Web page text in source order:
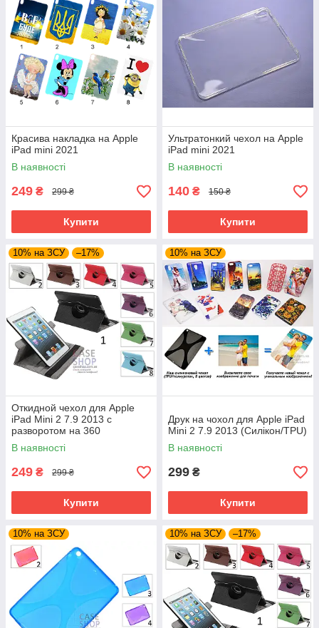
Красива накладка на Apple
iPad mini 2021
В наявності
249 ₴ 299 ₴
Купити
Ультратонкий чехол на Apple
iPad mini 2021
В наявності
140 ₴ 150 ₴
Купити
10% на ЗСУ –17%
Откидной чехол для Apple
iPad Mini 2 7.9 2013 с
разворотом на 360
В наявності
249 ₴ 299 ₴
Купити
10% на ЗСУ
Друк на чохол для Apple iPad
Mini 2 7.9 2013 (Силікон/TPU)
В наявності
299 ₴
Купити
10% на ЗСУ 10% на ЗСУ –17%